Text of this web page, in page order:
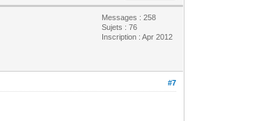
Messages : 258
Sujets : 76
Inscription : Apr 2012
#7